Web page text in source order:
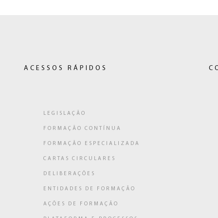
ACESSOS RÁPIDOS
LEGISLAÇÃO
FORMAÇÃO CONTÍNUA
FORMAÇÃO ESPECIALIZADA
CARTAS CIRCULARES
DELIBERAÇÕES
ENTIDADES DE FORMAÇÃO
AÇÕES DE FORMAÇÃO